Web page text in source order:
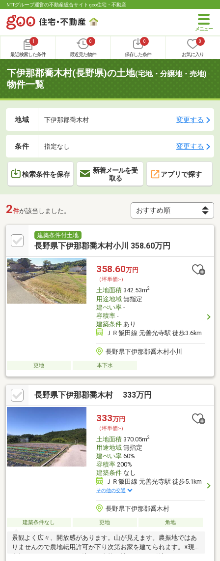
NTTグループ運営の不動産総合サイト goo住宅・不動産
1
最近検索した条件
0
最近見た物件
0
保存した条件
0
お気に入り
下伊那郡喬木村(長野県)の土地(宅地・分譲地・売地)
物件一覧
地域 下伊那郡喬木村 変更する
条件 指定なし 変更する
検索条件を保存
新着メールを受
取る
アプリで探す
2件が該当しました。
建築条件付土地
長野県下伊那郡喬木村小川 358.60万円
358.60万円
（坪単価:-）
土地面積342.53m2
用途地域無指定
建ぺい率-
容積率-
建築条件あり
ＪＲ飯田線 元善光寺駅 徒歩3.6km
長野県下伊那郡喬木村小川
更地 本下水
長野県下伊那郡喬木村 333万円
333万円
（坪単価:-）
土地面積370.05m2
用途地域無指定
建ぺい率60%
容積率200%
建築条件なし
ＪＲ飯田線 元善光寺駅 徒歩5.1km
その他の交通
長野県下伊那郡喬木村
建築条件なし 更地 角地
景観よく広々、開放感があります。山が見えます。農振地ではあ
りませんので農地転用許可が下り次第お家を建てられます。※現